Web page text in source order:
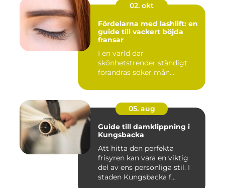
02. okt
Fördelarna med lashlift: en
guide till vackert böjda
fransar
I en värld där
skönhetstrender ständigt
förändras söker mån...
05. aug
Guide till damklippning i
Kungsbacka
Att hitta den perfekta
frisyren kan vara en viktig
del av ens personliga stil. I
staden Kungsbacka f...